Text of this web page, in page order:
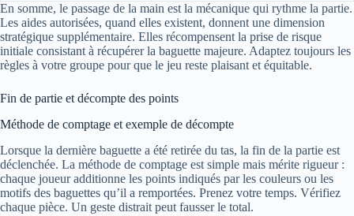
En somme, le passage de la main est la mécanique qui rythme la partie.
Les aides autorisées, quand elles existent, donnent une dimension
stratégique supplémentaire. Elles récompensent la prise de risque
initiale consistant à récupérer la baguette majeure. Adaptez toujours les
règles à votre groupe pour que le jeu reste plaisant et équitable.
Fin de partie et décompte des points
Méthode de comptage et exemple de décompte
Lorsque la dernière baguette a été retirée du tas, la fin de la partie est
déclenchée. La méthode de comptage est simple mais mérite rigueur :
chaque joueur additionne les points indiqués par les couleurs ou les
motifs des baguettes qu’il a remportées. Prenez votre temps. Vérifiez
chaque pièce. Un geste distrait peut fausser le total.